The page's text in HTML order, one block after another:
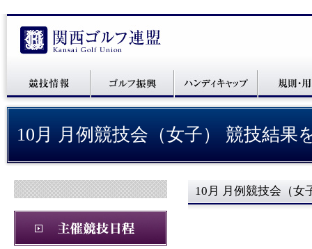
10月 月例競技会（女子） 競技結果
10月 月例競技会（女